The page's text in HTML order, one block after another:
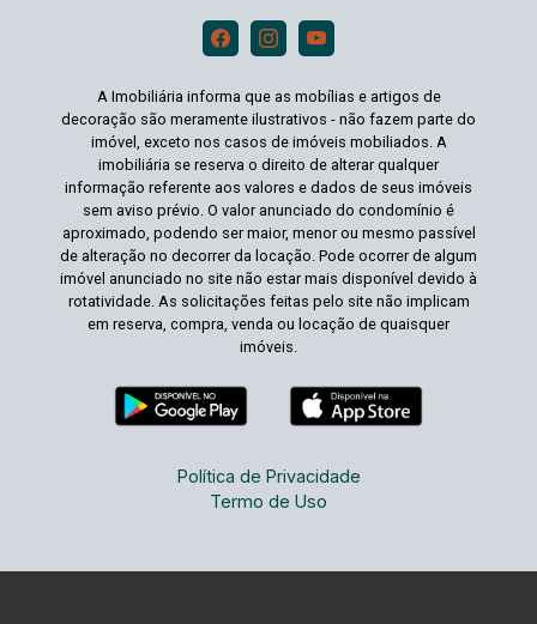
A Imobiliária informa que as mobílias e artigos de
decoração são meramente ilustrativos - não fazem parte do
imóvel, exceto nos casos de imóveis mobiliados. A
imobiliária se reserva o direito de alterar qualquer
informação referente aos valores e dados de seus imóveis
sem aviso prévio. O valor anunciado do condomínio é
aproximado, podendo ser maior, menor ou mesmo passível
de alteração no decorrer da locação. Pode ocorrer de algum
imóvel anunciado no site não estar mais disponível devido à
rotatividade. As solicitações feitas pelo site não implicam
em reserva, compra, venda ou locação de quaisquer
imóveis.
Política de Privacidade
Termo de Uso